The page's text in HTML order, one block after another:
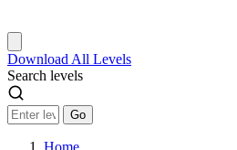
Download All Levels
Search levels
Go
Home